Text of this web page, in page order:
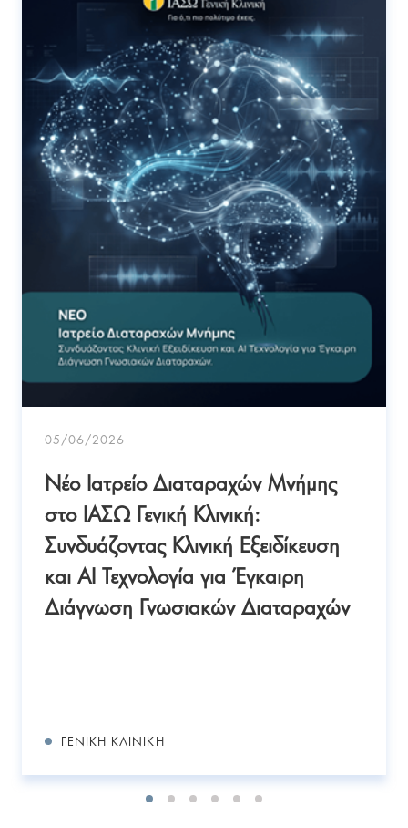
05/06/2026
Νέο Ιατρείο Διαταραχών Μνήμης
στο ΙΑΣΩ Γενική Κλινική:
Συνδυάζοντας Κλινική Εξειδίκευση
και AI Τεχνολογία για Έγκαιρη
Διάγνωση Γνωσιακών Διαταραχών
ΓΕΝΙΚΉ ΚΛΙΝΙΚΉ